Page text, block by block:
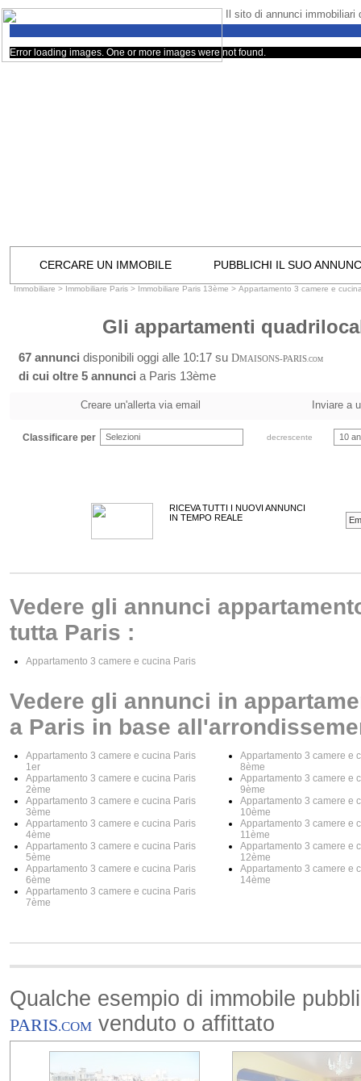
Il sito di annunci immobiliari
Error loading images. One or more images were not found.
CERCARE UN IMMOBILE PUBBLICHI IL SUO
Immobiliare > Immobiliare Paris > Immobiliare Paris 13ème > Appartamento 3 camere e
Gli appartamenti
67 annunci disponibili oggi alle 10:17 su DMAISONS-PARIS.COM
di cui oltre 5 annunci a Paris 13ème
Creare un'allerta via email Inviare a
Classificare per Selezioni decrescente 10
RICEVA TUTTI I NUOVI ANNUNCI
IN TEMPO REALE
Vedere gli annunci
tutta Paris :
Appartamento 3 camere e cucina Paris
Vedere gli annunci in
a Paris in base
Appartamento 3 camere e cucina Paris
1er
Appartamento 3 camere e cucina Paris
2ème
Appartamento 3 camere e cucina Paris
3ème
Appartamento 3 camere e cucina Paris
4ème
Appartamento 3 camere e cucina Paris
5ème
Appartamento 3 camere e cucina Paris
6ème
Appartamento 3 camere e cucina Paris
7ème
Appartamento 3 camere e
8ème
Appartamento 3 camere e
9ème
Appartamento 3 camere e
10ème
Appartamento 3 camere e
11ème
Appartamento 3 camere e
12ème
Appartamento 3 camere e
14ème
Qualche esempio di immobile
PARIS.COM venduto o affittato